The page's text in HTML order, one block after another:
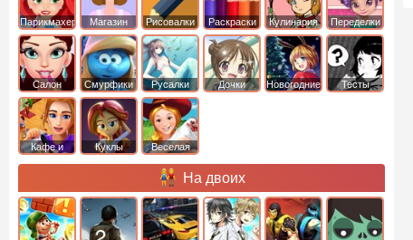
Парикмахер Магазин Рисовалки Раскраски Кулинария Переделки
Салон Смурфики Русалки Дочки Новогодние Тесты
Кафе и
Куклы
Веселая
На двоих